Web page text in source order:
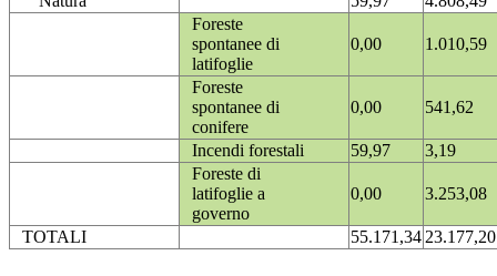
Foreste
spontanee di
latifoglie
0,00 1.010,59
Foreste
spontanee di
conifere
0,00 541,62
Incendi forestali 59,97
3,19
Foreste di
latifoglie a
governo
0,00 3.253,08
TOTALI 55.171,3423.177,20